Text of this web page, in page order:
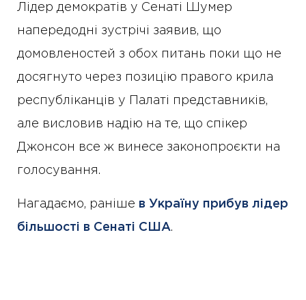
Лідер демократів у Сенаті Шумер
напередодні зустрічі заявив, що
домовленостей з обох питань поки що не
досягнуто через позицію правого крила
республіканців у Палаті представників,
але висловив надію на те, що спікер
Джонсон все ж винесе законопроєкти на
голосування.
Нагадаємо, раніше в Україну прибув лідер
більшості в Сенаті США.